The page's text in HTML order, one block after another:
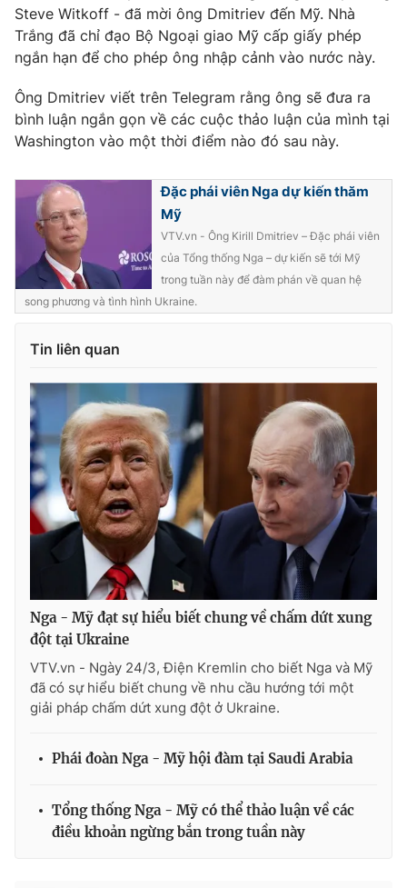
Steve Witkoff - đã mời ông Dmitriev đến Mỹ. Nhà
Trắng đã chỉ đạo Bộ Ngoại giao Mỹ cấp giấy phép
ngắn hạn để cho phép ông nhập cảnh vào nước này.
Ông Dmitriev viết trên Telegram rằng ông sẽ đưa ra
bình luận ngắn gọn về các cuộc thảo luận của mình tại
Washington vào một thời điểm nào đó sau này.
Đặc phái viên Nga dự kiến thăm
Mỹ
VTV.vn - Ông Kirill Dmitriev – Đặc phái viên
của Tổng thống Nga – dự kiến sẽ tới Mỹ
trong tuần này để đàm phán về quan hệ
song phương và tình hình Ukraine.
Tin liên quan
Nga - Mỹ đạt sự hiểu biết chung về chấm dứt xung
đột tại Ukraine
VTV.vn - Ngày 24/3, Điện Kremlin cho biết Nga và Mỹ
đã có sự hiểu biết chung về nhu cầu hướng tới một
giải pháp chấm dứt xung đột ở Ukraine.
Phái đoàn Nga - Mỹ hội đàm tại Saudi Arabia
Tổng thống Nga - Mỹ có thể thảo luận về các
điều khoản ngừng bắn trong tuần này